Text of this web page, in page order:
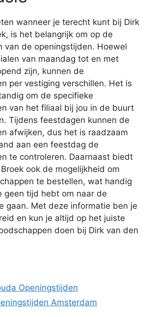
wanneer je terecht kunt bij Dirk
is het belangrijk om op de
van de openingstijden. Hoewel
van maandag tot en met
zijn, kunnen de
per vestiging verschillen. Het is
om de specifieke
van het filiaal bij jou in de buurt
Tijdens feestdagen kunnen de
afwijken, dus het is raadzaam
aan een feestdag de
te controleren. Daarnaast biedt
ook de mogelijkheid om
te bestellen, wat handig
geen tijd hebt om naar de
gaan. Met deze informatie ben je
en kun je altijd op het juiste
doen bij Dirk van den
Openingstijden
Amsterdam